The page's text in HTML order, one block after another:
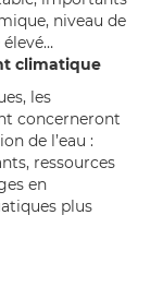
niveau de
climatique
les
concerneront
de l’eau :
ressources
en
plus